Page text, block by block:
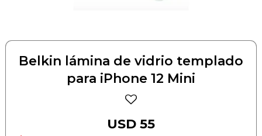
Belkin lámina de vidrio templado
para iPhone 12 Mini
USD 55